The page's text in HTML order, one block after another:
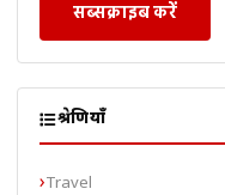
सब्सक्राइब करें
श्रेणियाँ
Travel